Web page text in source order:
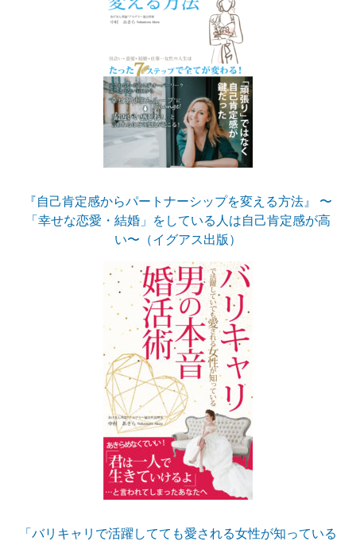
『自己肯定感からパートナーシップを変える方法』 〜
「幸せな恋愛・結婚」をしている人は自己肯定感が高
い〜（イグアス出版）
「バリキャリで活躍してても愛される女性が知っている